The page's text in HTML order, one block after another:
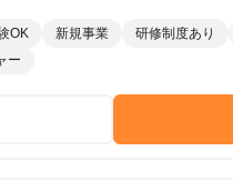
OK 新規事業 研修制度あり
ー